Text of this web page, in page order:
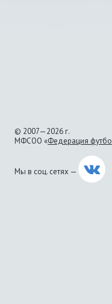
© 2007—2026 г.
МФСОО «Федерация
Мы в соц. сетях —